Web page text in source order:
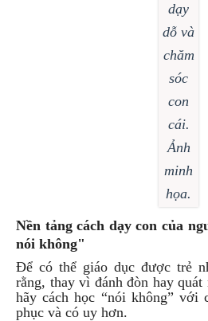
dạy
dỗ và
chăm
sóc
con
cái.
Ảnh
minh
họa.
Nền tảng cách dạy con của
nói không"
Để có thể giáo dục được trẻ
rằng, thay vì đánh đòn hay
hãy cách học “nói không” với
phục và có uy hơn.